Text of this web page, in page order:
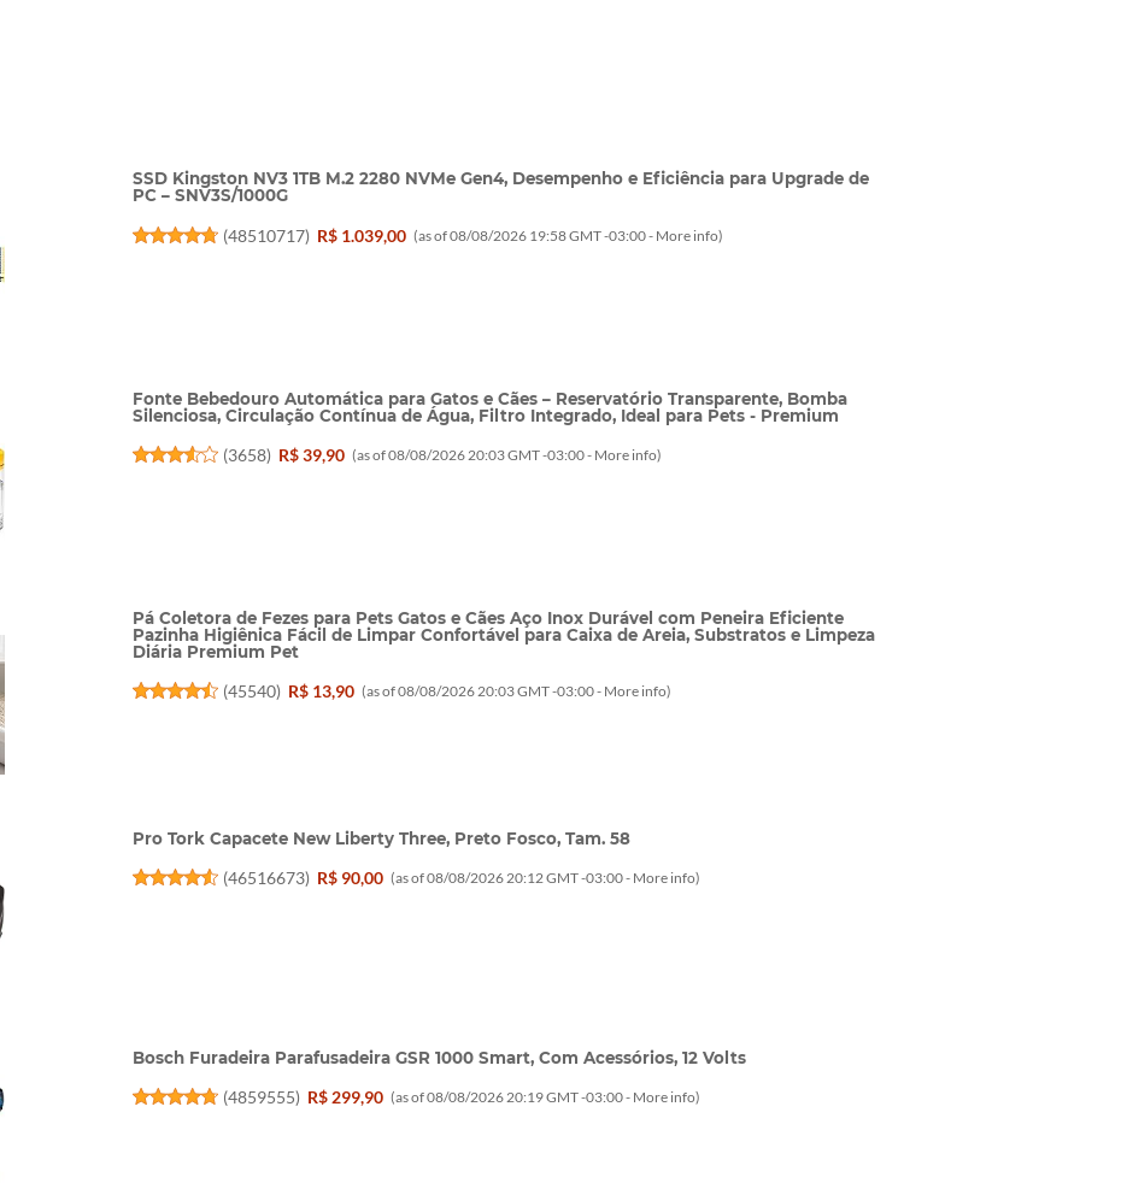
SSD Kingston NV3 1TB M.2 2280 NVMe Gen4, Desempenho e Eficiência para Upgrade de
PC – SNV3S/1000G
(48510717) R$ 1.039,00 (as of 08/08/2026 19:58 GMT -03:00 - More info)
Fonte Bebedouro Automática para Gatos e Cães – Reservatório Transparente, Bomba
Silenciosa, Circulação Contínua de Água, Filtro Integrado, Ideal para Pets - Premium
(3658) R$ 39,90 (as of 08/08/2026 20:03 GMT -03:00 - More info)
Pá Coletora de Fezes para Pets Gatos e Cães Aço Inox Durável com Peneira Eficiente
Pazinha Higiênica Fácil de Limpar Confortável para Caixa de Areia, Substratos e Limpeza
Diária Premium Pet
(45540) R$ 13,90 (as of 08/08/2026 20:03 GMT -03:00 - More info)
Pro Tork Capacete New Liberty Three, Preto Fosco, Tam. 58
(46516673) R$ 90,00 (as of 08/08/2026 20:12 GMT -03:00 - More info)
Bosch Furadeira Parafusadeira GSR 1000 Smart, Com Acessórios, 12 Volts
(4859555) R$ 299,90 (as of 08/08/2026 20:19 GMT -03:00 - More info)